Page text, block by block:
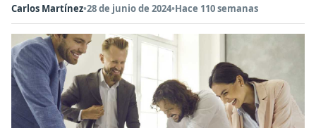
Carlos Martínez•28 de junio de 2024•Hace 110 semanas